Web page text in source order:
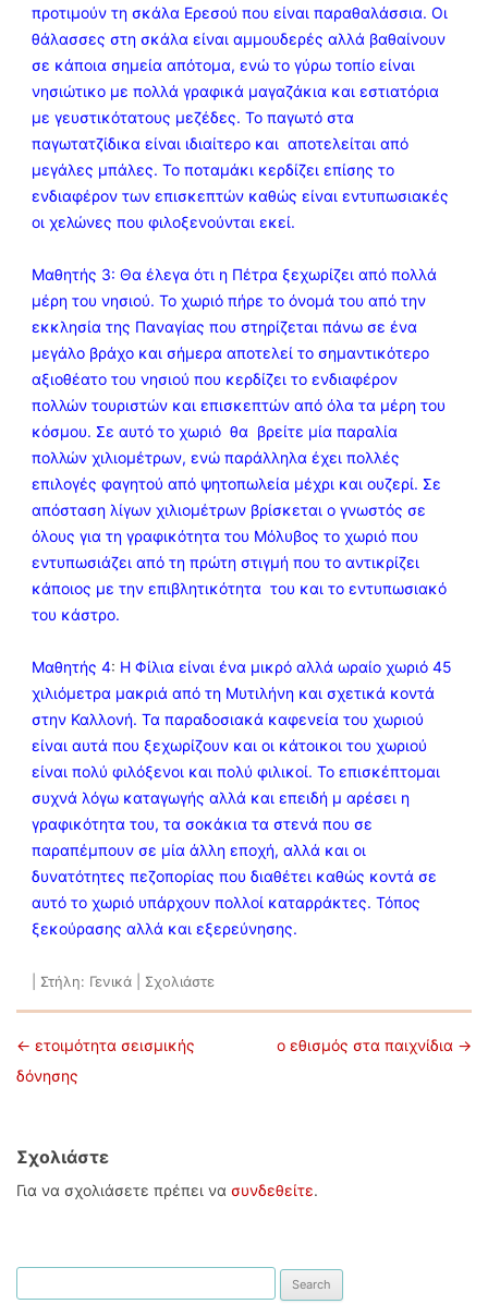
προτιμούν τη σκάλα Ερεσού που είναι παραθαλάσσια. Οι
θάλασσες στη σκάλα είναι αμμουδερές αλλά βαθαίνουν
σε κάποια σημεία απότομα, ενώ το γύρω τοπίο είναι
νησιώτικο με πολλά γραφικά μαγαζάκια και εστιατόρια
με γευστικότατους μεζέδες. Το παγωτό στα
παγωτατζίδικα είναι ιδιαίτερο και αποτελείται από
μεγάλες μπάλες. Το ποταμάκι κερδίζει επίσης το
ενδιαφέρον των επισκεπτών καθώς είναι εντυπωσιακές
οι χελώνες που φιλοξενούνται εκεί.
Μαθητής 3: Θα έλεγα ότι η Πέτρα ξεχωρίζει από πολλά
μέρη του νησιού. Το χωριό πήρε το όνομά του από την
εκκλησία της Παναγίας που στηρίζεται πάνω σε ένα
μεγάλο βράχο και σήμερα αποτελεί το σημαντικότερο
αξιοθέατο του νησιού που κερδίζει το ενδιαφέρον
πολλών τουριστών και επισκεπτών από όλα τα μέρη του
κόσμου. Σε αυτό το χωριό θα βρείτε μία παραλία
πολλών χιλιομέτρων, ενώ παράλληλα έχει πολλές
επιλογές φαγητού από ψητοπωλεία μέχρι και ουζερί. Σε
απόσταση λίγων χιλιομέτρων βρίσκεται ο γνωστός σε
όλους για τη γραφικότητα του Μόλυβος το χωριό που
εντυπωσιάζει από τη πρώτη στιγμή που το αντικρίζει
κάποιος με την επιβλητικότητα του και το εντυπωσιακό
του κάστρο.
Μαθητής 4: Η Φίλια είναι ένα μικρό αλλά ωραίο χωριό 45
χιλιόμετρα μακριά από τη Μυτιλήνη και σχετικά κοντά
στην Καλλονή. Τα παραδοσιακά καφενεία του χωριού
είναι αυτά που ξεχωρίζουν και οι κάτοικοι του χωριού
είναι πολύ φιλόξενοι και πολύ φιλικοί. Το επισκέπτομαι
συχνά λόγω καταγωγής αλλά και επειδή μ αρέσει η
γραφικότητα του, τα σοκάκια τα στενά που σε
παραπέμπουν σε μία άλλη εποχή, αλλά και οι
δυνατότητες πεζοπορίας που διαθέτει καθώς κοντά σε
αυτό το χωριό υπάρχουν πολλοί καταρράκτες. Τόπος
ξεκούρασης αλλά και εξερεύνησης.
Στήλη: Γενικά Σχολιάστε
Πλοήγηση άρθρων
← ετοιμότητα σεισμικής
δόνησης
ο εθισμός στα παιχνίδια →
Σχολιάστε
Για να σχολιάσετε πρέπει να συνδεθείτε.